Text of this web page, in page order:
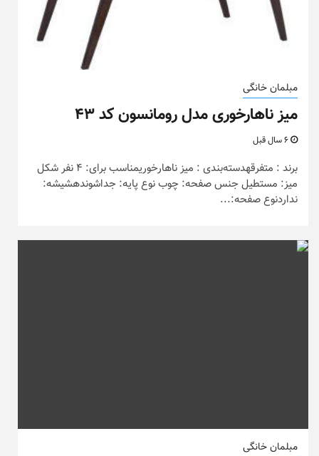
مبلمان خانگی
میز ناهارخوری مدل رومانسون کد ۴۳
برند : متفرقهدسته‌بندی : میز ناهارخوریمناسب برای: 4 نفر شکل
میز: مستطیل جنس صفحه: چوب نوع پایه: جداشوندهشیشه:
نداردنوع صفحه:...
مبلمان خانگی